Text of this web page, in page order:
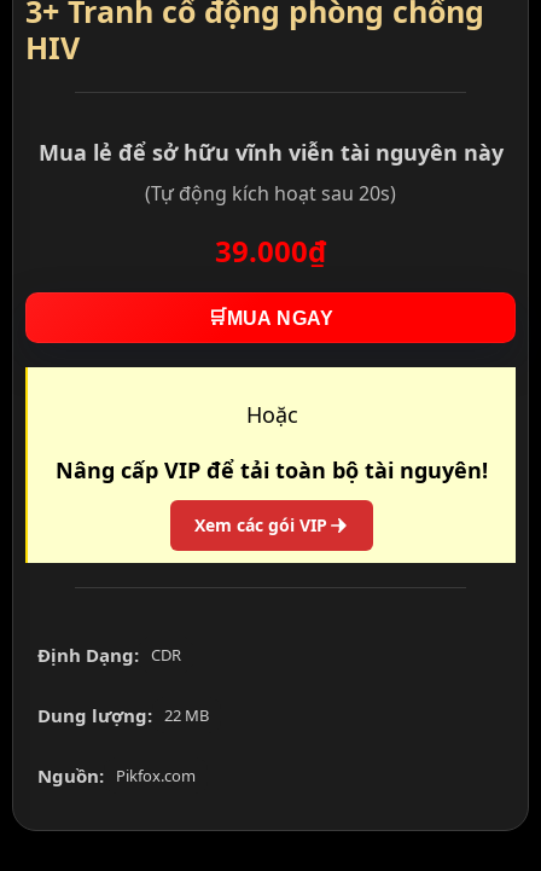
3+ Tranh cổ động phòng chống
HIV
Mua lẻ để sở hữu vĩnh viễn tài nguyên này
(Tự động kích hoạt sau 20s)
39.000₫
🛒 MUA NGAY
Hoặc
Nâng cấp VIP để tải toàn bộ tài nguyên!
Xem các gói VIP
Định Dạng: CDR
Dung lượng: 22 MB
Nguồn: Pikfox.com